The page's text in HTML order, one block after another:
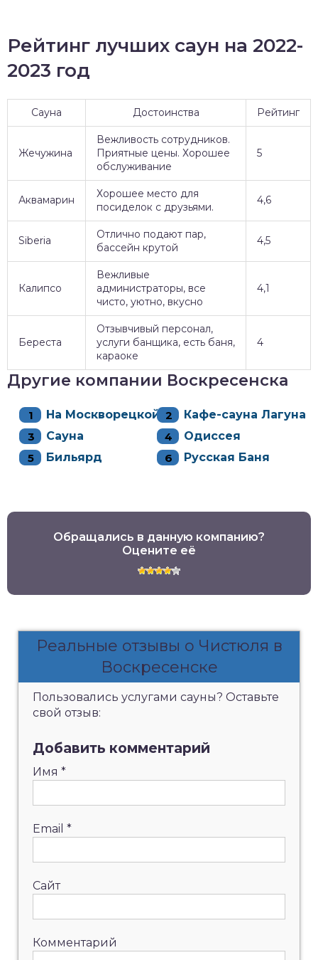
Рейтинг лучших саун на 2022-
2023 год
Сауна Достоинства Рейтинг
Жечужина
Вежливость сотрудников.
Приятные цены. Хорошее
обслуживание
5
Аквамарин
Хорошее место для
посиделок с друзьями.
4,6
Siberia
Отлично подают пар,
бассейн крутой
4,5
Калипсо
Вежливые
администраторы, все
чисто, уютно, вкусно
4,1
Береста
Отзывчивый персонал,
услуги банщика, есть баня,
караоке
4
Другие компании Воскресенска
На Москворецкой
Кафе-сауна Лагуна
Сауна
Одиссея
Бильярд
Русская Баня
Обращались в данную компанию?
Оцените её
Реальные отзывы о Чистюля в
Воскресенске
Пользовались услугами сауны? Оставьте
свой отзыв:
Добавить комментарий
Имя *
Email *
Сайт
Комментарий